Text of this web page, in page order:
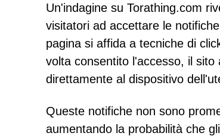
Un'indagine su Torathing.com
visitatori ad accettare le
pagina si affida a tecniche di
volta consentito l'accesso, il
direttamente al dispositivo
Queste notifiche non sono
aumentando la probabilità che